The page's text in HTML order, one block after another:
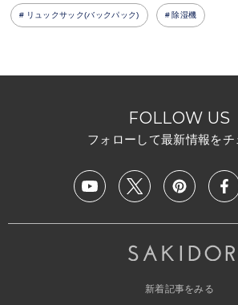
リュックサック(バックパック) 除湿機
FOLLOW US
フォローして最新情報をチ
新着記事をみる